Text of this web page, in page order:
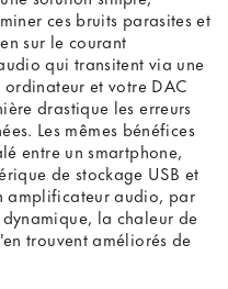
ces bruits parasites et
sur le courant
qui transitent via une
et votre DAC
drastique les erreurs
Les mêmes bénéfices
entre un smartphone,
de stockage USB et
amplificateur audio, par
la chaleur de
trouvent améliorés de